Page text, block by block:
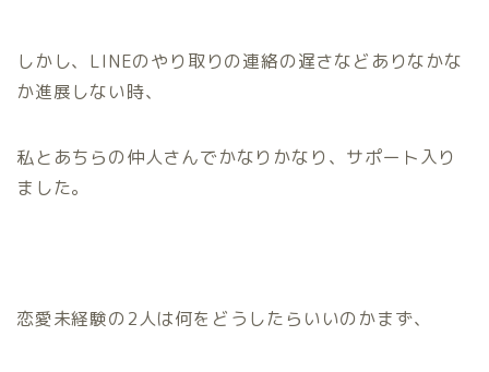
しかし、LINEのやり取りの連絡の遅さなどありなかな
か進展しない時、
私とあちらの仲人さんでかなりかなり、サポート入り
ました。
恋愛未経験の2人は何をどうしたらいいのかまず、